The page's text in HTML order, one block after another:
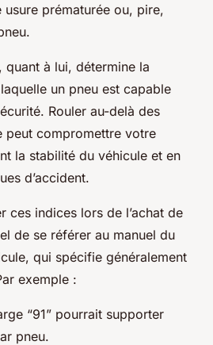
prématurée ou, pire,
, quant à lui, détermine la
un pneu est capable
Rouler au-delà des
peut compromettre votre
la stabilité du véhicule et en
d’accident.
ces indices lors de l’achat de
de se référer au manuel du
qui spécifie généralement
exemple :
“91” pourrait supporter
pneu.